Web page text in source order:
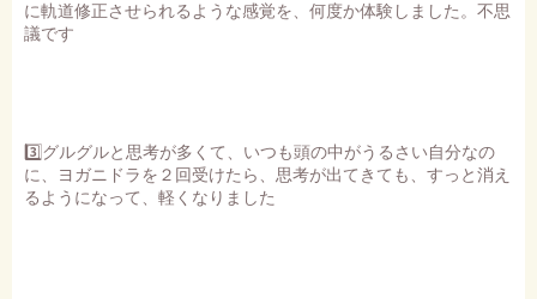
に軌道修正させられるような感覚を、何度か体験しました。不思
議です
3️⃣グルグルと思考が多くて、いつも頭の中がうるさい自分なの
に、ヨガニドラを２回受けたら、思考が出てきても、すっと消え
るようになって、軽くなりました